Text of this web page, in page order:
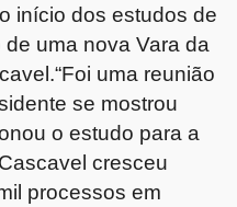
início dos estudos de
uma nova Vara da
uma reunião
se mostrou
o estudo para a
cresceu
processos em